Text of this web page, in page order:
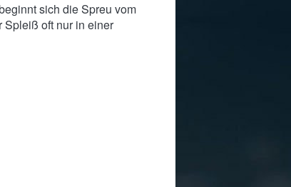
sich die Spreu vom
Spleiß oft nur in einer